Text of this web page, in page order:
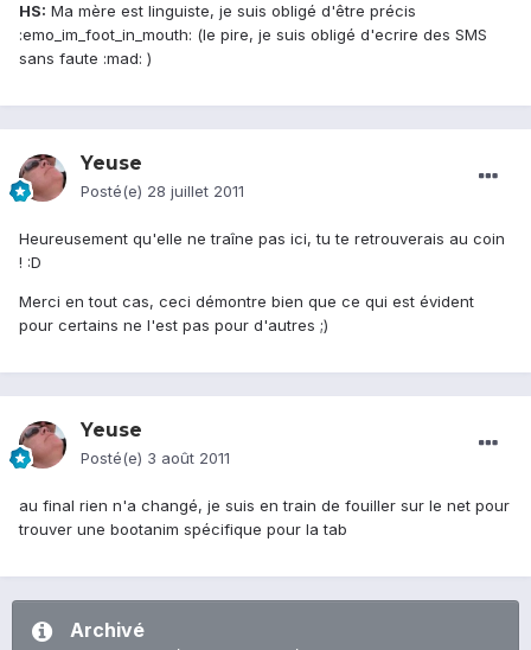
HS: Ma mère est linguiste, je suis obligé d'être précis
:emo_im_foot_in_mouth: (le pire, je suis obligé d'ecrire des SMS
sans faute :mad: )
Yeuse
Posté(e) 28 juillet 2011
Heureusement qu'elle ne traîne pas ici, tu te retrouverais au coin
! :D
Merci en tout cas, ceci démontre bien que ce qui est évident
pour certains ne l'est pas pour d'autres ;)
Yeuse
Posté(e) 3 août 2011
au final rien n'a changé, je suis en train de fouiller sur le net pour
trouver une bootanim spécifique pour la tab
Archivé